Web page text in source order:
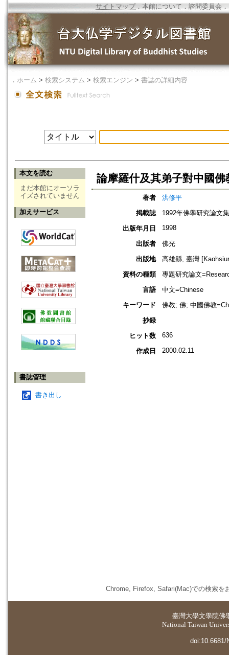
サイトマップ．本館について ． 諮問委員会 ．
． ホーム > 検索システム > 検索エンジン > 書誌の詳細内容
本文を読む
まだ本館にオーソラ
イズされていません
加えサービス
書誌管理
書き出し
論摩羅什及其弟子對中國佛
著者
洪修平
掲載誌
1992年佛學研究論文
出版年月日
1998
出版者
佛光
出版地
高雄縣, 臺灣
資料の種類
專題研究論文
言語
中文=Chinese
キーワード
佛教; 佛; 中國佛教
抄録
ヒット数
636
作成日 2000.02.11
Chrome, Firefox, Safari(Mac)での検索を
臺灣大學文學院佛
National Taiwan
doi:10.6681/